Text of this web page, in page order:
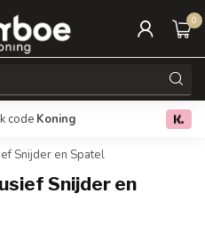
0
code Koning Gratis
Snijder en Spatel
Snijder en